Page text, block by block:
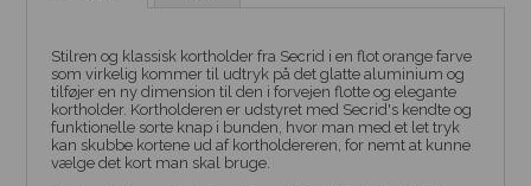
Stilren og klassisk kortholder fra Secrid i en flot orange farve
som virkelig kommertil udtryk på det glatte aluminium og
tilføjer en ny dimension til den i forvejen flotte og elegante
kortholder. Kortholderen er udstyret med Secrid's kendte og
funktionelle sorte knap i bunden, hvor man med et let tryk
kan skubbe kortene ud af kortholdereren, for nemt at kunne
vælge det kort man skal bruge.